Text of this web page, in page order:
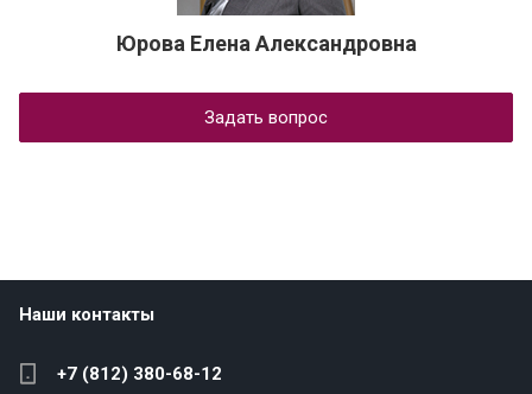
Юрова Елена Александровна
Задать вопрос
Наши контакты
+7 (812) 380-68-12